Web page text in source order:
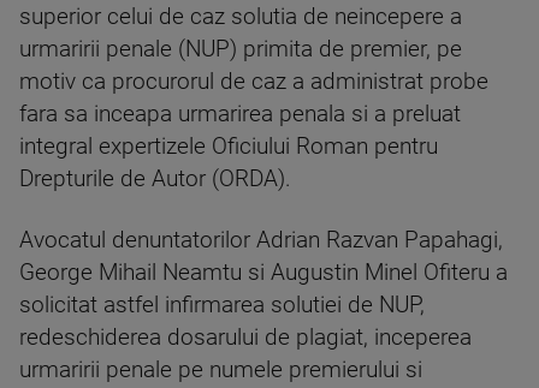
superior celui de caz solutia de neincepere a
urmaririi penale (NUP) primita de premier, pe
motiv ca procurorul de caz a administrat probe
fara sa inceapa urmarirea penala si a preluat
integral expertizele Oficiului Roman pentru
Drepturile de Autor (ORDA).
Avocatul denuntatorilor Adrian Razvan Papahagi,
George Mihail Neamtu si Augustin Minel Ofiteru a
solicitat astfel infirmarea solutiei de NUP,
redeschiderea dosarului de plagiat, inceperea
urmaririi penale pe numele premierului si